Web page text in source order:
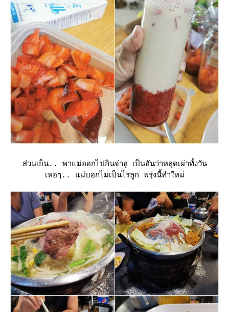
ส่วนเย็น.. พาแม่ออกไปกินจ่าอู เป็นอันว่าหลุดเผ่าทั้งวัน
เหอๆ.. แม่บอกไม่เป็นไรลูก พรุ่งนี้ทำใหม่